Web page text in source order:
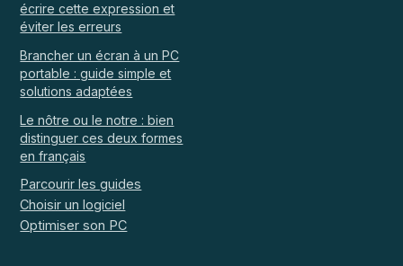
écrire cette expression et
éviter les erreurs
Brancher un écran à un PC
portable : guide simple et
solutions adaptées
Le nôtre ou le notre : bien
distinguer ces deux formes
en français
Parcourir les guides
Choisir un logiciel
Optimiser son PC